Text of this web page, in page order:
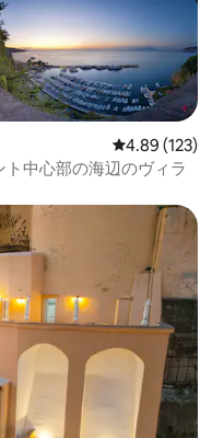
レビュー123
4.89 (123)
中心部の海辺のヴィラ